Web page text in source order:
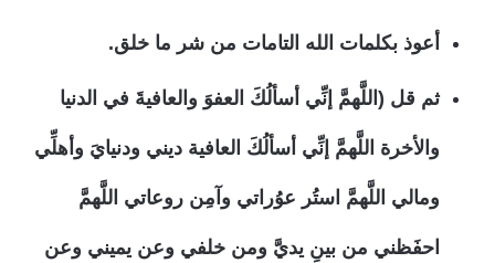
أعوذ بكلمات الله التامات من شر ما خلق.
ثم قل (اللَّهمَّ إنِّي أسألُكَ العفوَ والعافيةَ في الدنيا
والأخرة اللَّهمَّ إنِّي أسألُكَ العافية ديني ودنيايَ وأهلِّي
ومالي اللَّهمَّ استُر عوُراتي وآمِن روعاتي اللَّهمَّ
احفَظني من بينِ يديَّ ومن خلفي وعن يميني وعن